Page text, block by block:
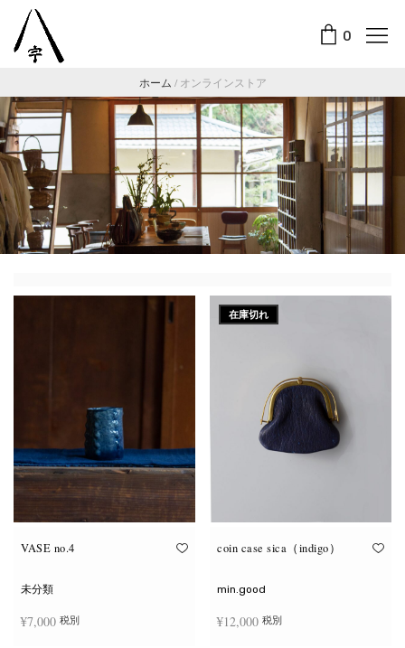
0
ホーム / オンラインストア
VASE no.4
未分類
¥7,000 税別
在庫切れ
coin case sica（indigo）
min.good
¥12,000 税別